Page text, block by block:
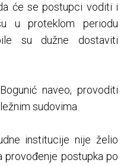
će se postupci voditi i
u proteklom periodu
su dužne dostaviti
naveo, provoditi
sudovima.
institucije nije želio
provođenje postupka po